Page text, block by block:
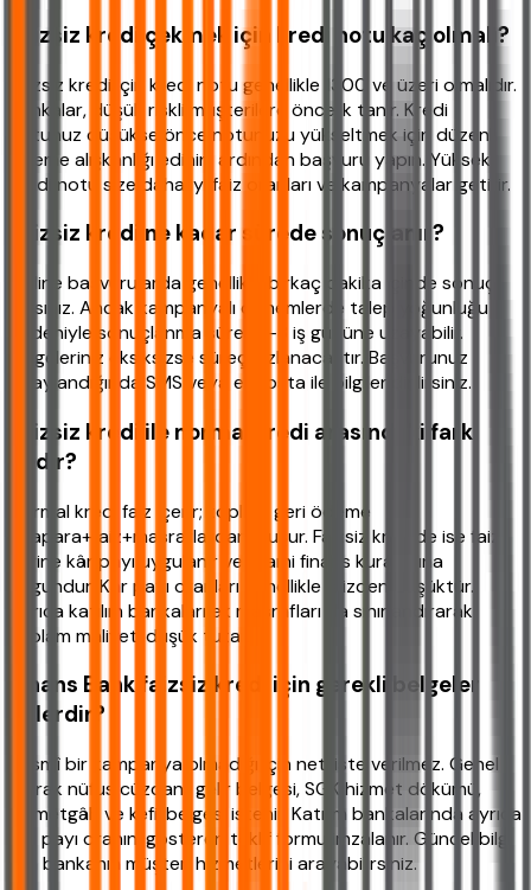
Faizsiz kredi çekmek için kredi notu kaç olmalı?
Faizsiz kredi için kredi notu genellikle 1300 ve üzeri olmalıdır.
Bankalar, düşük riskli müşterilere öncelik tanır. Kredi
notunuz düşükse önce notunuzu yükseltmek için düzenli
ödeme alışkanlığı edinin, ardından başvuru yapın. Yüksek
kredi notu size daha iyi faiz oranları ve kampanyalar getirir.
Faizsiz kredi ne kadar sürede sonuçlanır?
Online başvurularda genellikle birkaç dakika içinde sonuç
alırsınız. Ancak kampanyalı dönemlerde talep yoğunluğu
nedeniyle sonuçlanma süresi 1-3 iş gününe uzayabilir.
Belgeleriniz eksiksizse süreç hızlanacaktır. Başvurunuz
onaylandığında SMS veya e-posta ile bilgilendirilirsiniz.
Faizsiz kredi ile normal kredi arasındaki fark
nedir?
Normal kredi faiz içerir; toplam geri ödeme
anapara+faiz+masraflardan oluşur. Faizsiz kredide ise faiz
yerine kâr payı uygulanır ve İslami finans kurallarına
uygundur. Kâr payı oranları genellikle faizden düşüktür.
Ayrıca katılım bankaları ek masrafları da sınırlandırarak
toplam maliyeti düşük tutar.
Finans Bank faizsiz kredi için gerekli belgeler
nelerdir?
Resmî bir kampanya olmadığı için net liste verilmez. Genel
olarak nüfus cüzdanı, gelir belgesi, SGK hizmet dökümü,
ikametgâh ve kefil belgesi istenir. Katılım bankalarında ayrıca
kâr payı oranını gösteren teklif formu imzalanır. Güncel bilgi
için bankanın müşteri hizmetlerini arayabilirsiniz.